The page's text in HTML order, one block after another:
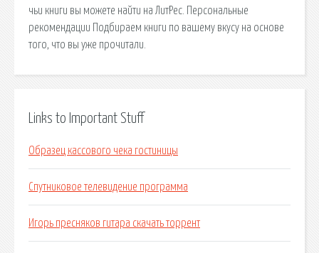
чьи книги вы можете найти на ЛитРес. Персональные
рекомендации Подбираем книги по вашему вкусу на основе
того, что вы уже прочитали.
Links to Important Stuff
Образец кассового чека гостиницы
Спутниковое телевидение программа
Игорь пресняков гитара скачать торрент